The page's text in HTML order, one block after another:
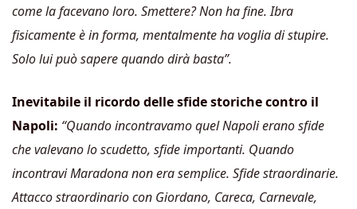
come la facevano loro. Smettere? Non ha fine. Ibra
fisicamente è in forma, mentalmente ha voglia di stupire.
Solo lui può sapere quando dirà basta”.
Inevitabile il ricordo delle sfide storiche contro il
Napoli: “Quando incontravamo quel Napoli erano sfide
che valevano lo scudetto, sfide importanti. Quando
incontravi Maradona non era semplice. Sfide straordinarie.
Attacco straordinario con Giordano, Careca, Carnevale,